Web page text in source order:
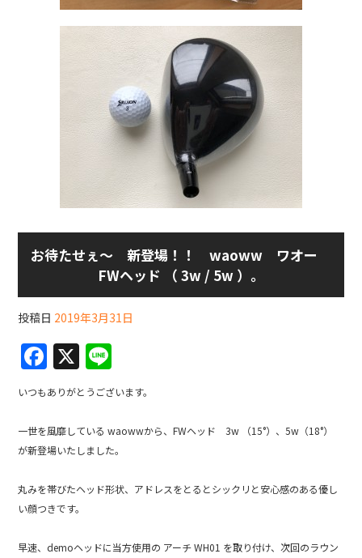
お待たせぇ～ 新登場！！ waoww ワオー
FWヘッド （ 3w / 5w ）。
投稿日 2019年3月31日
F
a
c
e
b
o
o
k
X
n
e
いつもありがとうございます。
一世を風靡している waowwから、FWヘッド 3w （15°）、5w（18°）
が新登場いたしました。
丸みを帯びたヘッド形状、アドレスをとるとシックリと安心感のある優し
い顔つきです。
早速、demoヘッドに当方使用の アーチ WH01 を取り付け、次回のラウン